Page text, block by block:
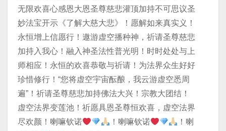
无限欢喜心感恩大恩圣尊慈悲灌顶加持不可思议圣
妙法宝开示《了解大慈大悲》！愿解如来真实义！
永恒增上信愿行！遨游虚空播种神，祈请圣尊慈悲
加持入我心！融入神圣法性普光明！时时处处与上
师相应！永恒的欢喜恭敬与祈请！为法界众生好好
珍惜修行！“您将虚空宇宙酝酿，我云游虚空悉周
遍”！祈请圣尊慈悲加持佛法大兴！宗教大团结！
虚空法界变莲池！祈愿具恩圣尊恒欢喜，虚空法界
尽欢颜！喇嘛钦诺
！喇嘛钦诺
！喇